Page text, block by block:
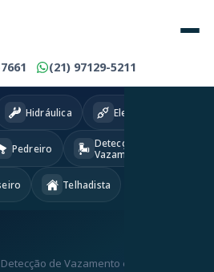
(21) 97129-5211
Hidráulica Eletricista
Pedreiro
Detecção
Vazamentos
Telhadista
Detecção de Vazamento em RJ